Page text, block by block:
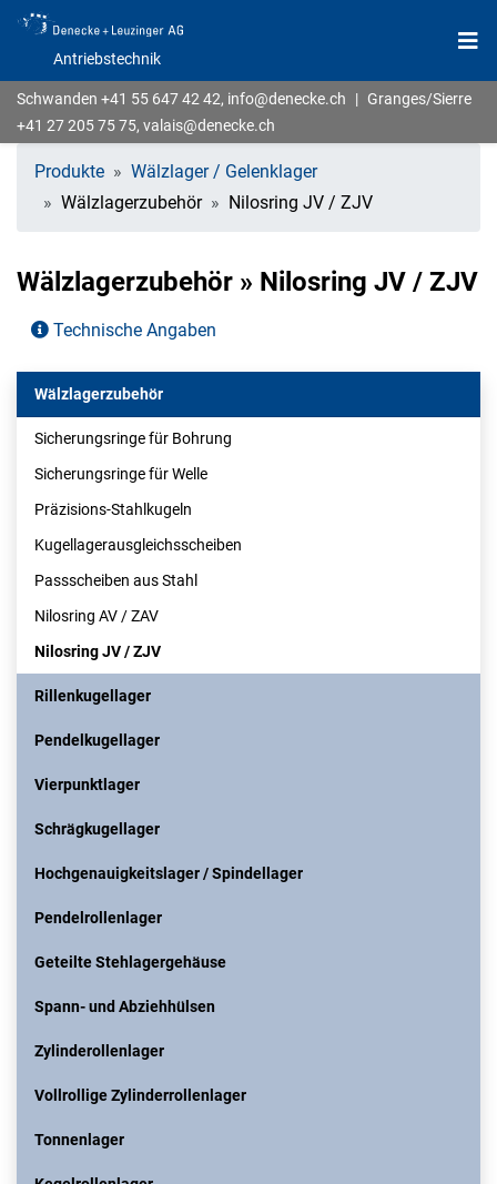
Antriebstechnik
Schwanden +41 55 647 42 42, info@denecke.ch | Granges/Sierre
+41 27 205 75 75, valais@denecke.ch
Produkte
Wälzlager / Gelenklager
Wälzlagerzubehör
Nilosring JV / ZJV
Wälzlagerzubehör » Nilosring JV / ZJV
Technische Angaben
Wälzlagerzubehör
Sicherungsringe für Bohrung
Sicherungsringe für Welle
Präzisions-Stahlkugeln
Kugellagerausgleichsscheiben
Passscheiben aus Stahl
Nilosring AV / ZAV
Nilosring JV / ZJV
Rillenkugellager
Pendelkugellager
Vierpunktlager
Schrägkugellager
Hochgenauigkeitslager / Spindellager
Pendelrollenlager
Geteilte Stehlagergehäuse
Spann- und Abziehhülsen
Zylinderollenlager
Vollrollige Zylinderrollenlager
Tonnenlager